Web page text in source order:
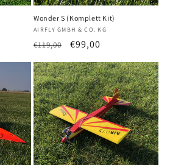
Wonder S (Komplett Kit)
Anbieter:
AIRFLY GMBH & CO. KG
Normaler
€119,00 Verkaufspreis
€99,00